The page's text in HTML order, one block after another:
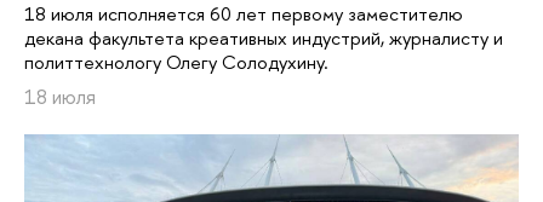
18 июля исполняется 60 лет первому заместителю
декана факультета креативных индустрий, журналисту и
политтехнологу Олегу Солодухину.
18 июля